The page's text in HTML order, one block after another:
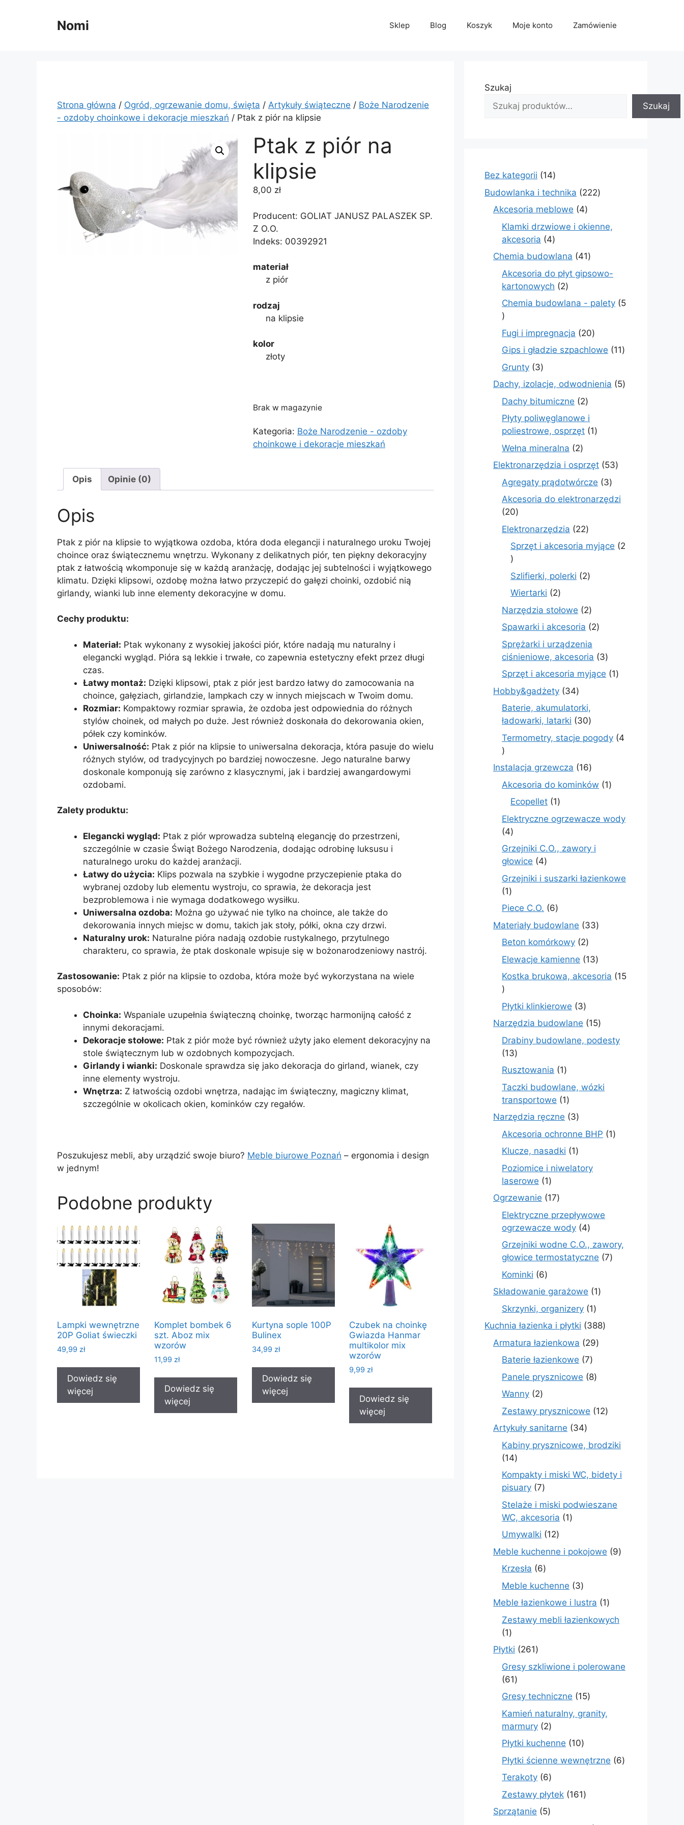
Nomi Sklep Blog Koszyk Moje konto Zamówienie
Strona główna / Ogród, ogrzewanie domu, święta / Artykuły świąteczne / Boże Narodzenie
- ozdoby choinkowe i dekoracje mieszkań / Ptak z piór na klipsie
Ptak z piór na
klipsie
8,00 zł
Producent: GOLIAT JANUSZ PALASZEK SP.
Z O.O.
Indeks: 00392921
materiał
z piór
rodzaj
na klipsie
kolor
złoty
Brak w magazynie
Kategoria: Boże Narodzenie - ozdoby
choinkowe i dekoracje mieszkań
Opis Opinie (0)
Opis
Ptak z piór na klipsie to wyjątkowa ozdoba, która doda elegancji i naturalnego uroku Twojej
choince oraz świątecznemu wnętrzu. Wykonany z delikatnych piór, ten piękny dekoracyjny
ptak z łatwością wkomponuje się w każdą aranżację, dodając jej subtelności i wyjątkowego
klimatu. Dzięki klipsowi, ozdobę można łatwo przyczepić do gałęzi choinki, ozdobić nią
girlandy, wianki lub inne elementy dekoracyjne w domu.
Cechy produktu:
Materiał: Ptak wykonany z wysokiej jakości piór, które nadają mu naturalny i
elegancki wygląd. Pióra są lekkie i trwałe, co zapewnia estetyczny efekt przez długi
czas.
Łatwy montaż: Dzięki klipsowi, ptak z piór jest bardzo łatwy do zamocowania na
choince, gałęziach, girlandzie, lampkach czy w innych miejscach w Twoim domu.
Rozmiar: Kompaktowy rozmiar sprawia, że ozdoba jest odpowiednia do różnych
stylów choinek, od małych po duże. Jest również doskonała do dekorowania okien,
półek czy kominków.
Uniwersalność: Ptak z piór na klipsie to uniwersalna dekoracja, która pasuje do wielu
różnych stylów, od tradycyjnych po bardziej nowoczesne. Jego naturalne barwy
doskonale komponują się zarówno z klasycznymi, jak i bardziej awangardowymi
ozdobami.
Zalety produktu:
Elegancki wygląd: Ptak z piór wprowadza subtelną elegancję do przestrzeni,
szczególnie w czasie Świąt Bożego Narodzenia, dodając odrobinę luksusu i
naturalnego uroku do każdej aranżacji.
Łatwy do użycia: Klips pozwala na szybkie i wygodne przyczepienie ptaka do
wybranej ozdoby lub elementu wystroju, co sprawia, że dekoracja jest
bezproblemowa i nie wymaga dodatkowego wysiłku.
Uniwersalna ozdoba: Można go używać nie tylko na choince, ale także do
dekorowania innych miejsc w domu, takich jak stoły, półki, okna czy drzwi.
Naturalny urok: Naturalne pióra nadają ozdobie rustykalnego, przytulnego
charakteru, co sprawia, że ptak doskonale wpisuje się w bożonarodzeniowy nastrój.
Zastosowanie: Ptak z piór na klipsie to ozdoba, która może być wykorzystana na wiele
sposobów:
Choinka: Wspaniale uzupełnia świąteczną choinkę, tworząc harmonijną całość z
innymi dekoracjami.
Dekoracje stołowe: Ptak z piór może być również użyty jako element dekoracyjny na
stole świątecznym lub w ozdobnych kompozycjach.
Girlandy i wianki: Doskonale sprawdza się jako dekoracja do girland, wianek, czy
inne elementy wystroju.
Wnętrza: Z łatwością ozdobi wnętrza, nadając im świąteczny, magiczny klimat,
szczególnie w okolicach okien, kominków czy regałów.
Poszukujesz mebli, aby urządzić swoje biuro? Meble biurowe Poznań – ergonomia i design
w jednym!
Podobne produkty
Lampki wewnętrzne
20P Goliat świeczki
49,99 zł
Dowiedz się
więcej
Komplet bombek 6
szt. Aboz mix
wzorów
11,99zł
Dowiedz się
więcej
Kurtyna sople 100P
Bulinex
34,99 zł
Dowiedz się
więcej
Czubek na choinkę
Gwiazda Hanmar
multikolor mix
wzorów
9,99 zł
Dowiedz się
więcej
Szukaj
Szukaj
Bez kategorii 1414
produktów
Budowlanka i technika 222222
Akcesoria meblowe 44
produkty
Klamki drzwiowe i okienne,
akcesoria
44
produkty
Chemia budowlana 4141
Akcesoria do płyt gipsowo-
kartonowych
22
produkty
Chemia budowlana - palety 5
5
produktów
Fugi i impregnacja 2020
produktów
Gips i gładzie szpachlowe 1111
Grunty 33
produkty
Dachy, izolacje, odwodnienia 55
Dachy bitumiczne 22
produkty
Płyty poliwęglanowe i
poliestrowe, osprzęt 11
Wełna mineralna 22
produkty
Elektronarzędzia i osprzęt 5353
Agregaty prądotwórcze 33
produkty
Akcesoria do elektronarzędzi
2020
produktów
Elektronarzędzia 2222
produkty
Sprzęt i akcesoria myjące
2
2
produkty
Szlifierki, polerki 22
Wiertarki 22
produkty
Narzędzia stołowe 22
produkty
Spawarki i akcesoria 22
Sprężarki i urządzenia
ciśnieniowe, akcesoria
33
produkty
Sprzęt i akcesoria myjące 11
Hobby&gadżety 3434
produkty
Baterie, akumulatorki,
ładowarki, latarki
3030
produktów
Termometry, stacje pogody 4
4
produkty
Instalacja grzewcza 1616
produktów
Akcesoria do kominków 11
Ecopellet 11
Elektryczne ogrzewacze wody
44
produkty
Grzejniki C.O., zawory i
głowice
44
produkty
Grzejniki i suszarki łazienkowe
11
produkt
Piece C.O. 66
produktów
Materiały budowlane 3333
Beton komórkowy 22
produkty
Elewacje kamienne 1313
produktów
Kostka brukowa, akcesoria
15
15
produktów
Płytki klinkierowe 33
produkty
Narzędzia budowlane 1515
produktów
Drabiny budowlane, podesty
1313
produktów
Rusztowania 11
produkt
Taczki budowlane, wózki
transportowe
11
produkt
Narzędzia ręczne 33
produkty
Akcesoria ochronne BHP 11
Klucze, nasadki 11
produkt
Poziomice i niwelatory
laserowe
11
produkt
Ogrzewanie 1717
produktów
Elektryczne przepływowe
ogrzewacze wody 44
Grzejniki wodne C.O., zawory,
głowice termostatyczne 77
Kominki 66
produktów
Składowanie garażowe 11
Skrzynki, organizery 11
produkt
Kuchnia łazienka i płytki 388388
Armatura łazienkowa 2929
Baterie łazienkowe 77
produktów
Panele prysznicowe 88
Wanny 22
produkty
Zestawy prysznicowe 1212
Artykuły sanitarne 3434
produkty
Kabiny prysznicowe, brodziki
1414
produktów
Kompakty i miski WC, bidety i
pisuary 77
produktów
Stelaże i miski podwieszane
WC, akcesoria
11
Umywalki 1212
produktów
Meble kuchenne i pokojowe 99
Krzesła 66
produktów
Meble kuchenne 33
produkty
Meble łazienkowe i lustra 11
produkt
Zestawy mebli łazienkowych
11
produkt
Płytki 261261
produktów
Gresy szkliwione i polerowane
6161
produktów
Gresy techniczne 1515
produktów
Kamień naturalny, granity,
marmury 22
produkty
Płytki kuchenne 1010
produktów
Płytki ścienne wewnętrzne 66
Terakoty 66
produktów
Zestawy płytek 161161
Sprzątanie 55